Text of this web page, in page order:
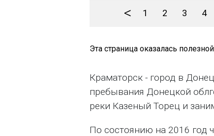
< 1 2 3 4
Эта страница оказалась
Краматорск - город в
пребывания Донецкой
реки Казеный Торец и
По состоянию на 2016 год